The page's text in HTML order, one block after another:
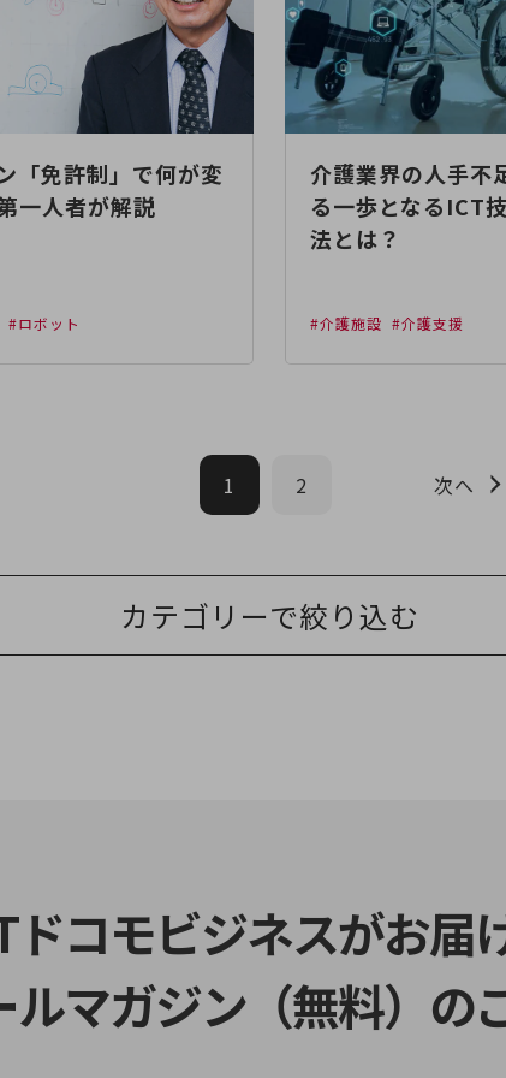
「免許制」で何が変
一人者が解説
#ロボット
介護業界の人手不
る一歩となるICT
法とは？
#介護施設 #介護支援
1 2 次へ
カテゴリーで絞り込む
ドコモビジネスがお届
ルマガジン（無料）の